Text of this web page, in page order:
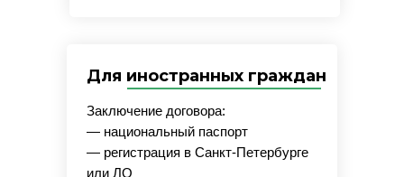
Для иностранных граждан
Заключение договора:
— национальный паспорт
— регистрация в Санкт-Петербурге
или ЛО